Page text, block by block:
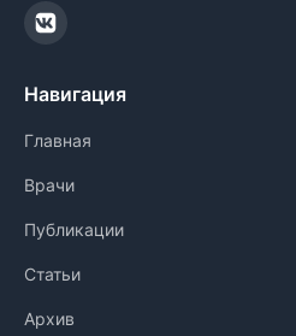
Навигация
Главная
Врачи
Публикации
Статьи
Архив